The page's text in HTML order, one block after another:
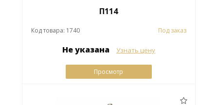
П114
Код товара: 1740 Под заказ
Не указана Узнать цену
Просмотр